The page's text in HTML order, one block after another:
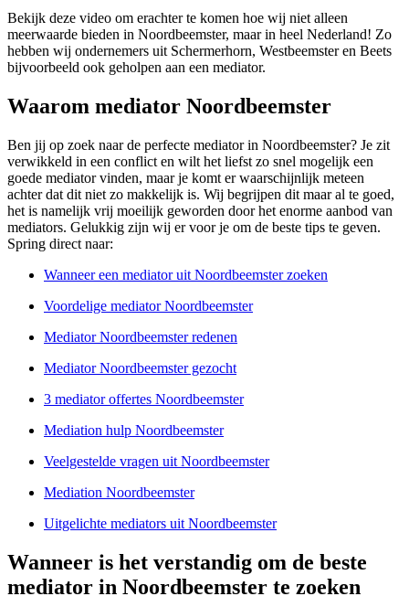
Bekijk deze video om erachter te komen hoe wij niet alleen
meerwaarde bieden in Noordbeemster, maar in heel Nederland! Zo
hebben wij ondernemers uit Schermerhorn, Westbeemster en Beets
bijvoorbeeld ook geholpen aan een mediator.
Waarom mediator Noordbeemster
Ben jij op zoek naar de perfecte mediator in Noordbeemster? Je zit
verwikkeld in een conflict en wilt het liefst zo snel mogelijk een
goede mediator vinden, maar je komt er waarschijnlijk meteen
achter dat dit niet zo makkelijk is. Wij begrijpen dit maar al te goed,
het is namelijk vrij moeilijk geworden door het enorme aanbod van
mediators. Gelukkig zijn wij er voor je om de beste tips te geven.
Spring direct naar:
Wanneer een mediator uit Noordbeemster zoeken
Voordelige mediator Noordbeemster
Mediator Noordbeemster redenen
Mediator Noordbeemster gezocht
3 mediator offertes Noordbeemster
Mediation hulp Noordbeemster
Veelgestelde vragen uit Noordbeemster
Mediation Noordbeemster
Uitgelichte mediators uit Noordbeemster
Wanneer is het verstandig om de beste
mediator in Noordbeemster te zoeken